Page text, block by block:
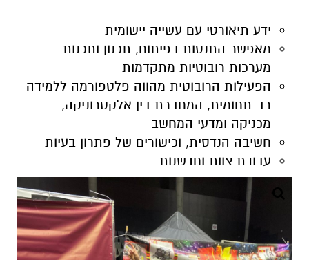
ידע תיאורטי עם עשייה יישומית
מאפשר התנסות בפיתוח, תכנון ותכנות
מערכות רובוטיות מתקדמות
הפעילות הרובוטית מהווה פלטפורמה ללמידה
רב־תחומית, המחברת בין אלקטרוניקה,
מכניקה ומדעי המחשב
חשיבה הנדסית, וכישורים של פתרון בעיות
עבודת צוות וחדשנות